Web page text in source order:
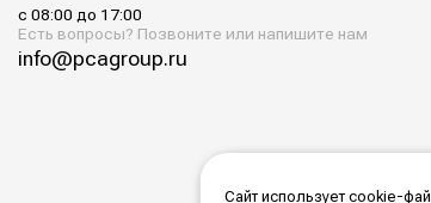
с 08:00 до 17:00
Есть вопросы? Позвоните или напишите нам
info@pcagroup.ru
Сайт использует cookie-